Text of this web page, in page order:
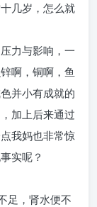
几岁，怎么就
力与影响，一
啊，铜啊，鱼
并小有成就的
加上后来通过
我妈也非常惊
实呢？
足，肾水便不